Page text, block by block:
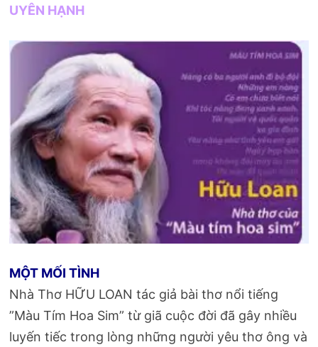
UYÊN HẠNH
MỘT MỐI TÌNH
Nhà Thơ HỮU LOAN tác giả bài thơ nổi tiếng
”Màu Tím Hoa Sim” từ giã cuộc đời đã gây nhiều
luyến tiếc trong lòng những người yêu thơ ông và